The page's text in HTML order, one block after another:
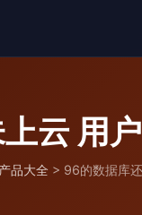
云 用
产品大全 > 96的数据库